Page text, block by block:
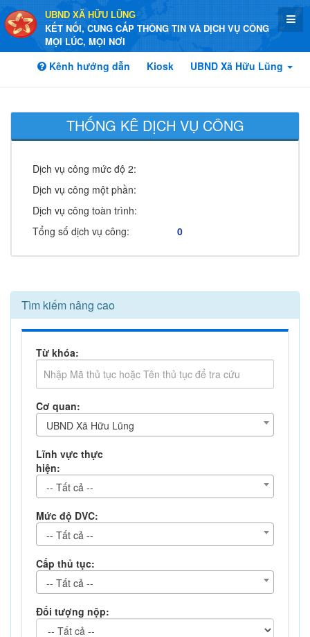
UBND XÃ HỮU LŨNG
KẾT NỐI, CUNG CẤP THÔNG TIN VÀ DỊCH VỤ CÔNG
MỌI LÚC, MỌI NƠI
Kênh hướng dẫn Kiosk UBND Xã Hữu Lũng
THỐNG KÊ DỊCH VỤ CÔNG
Dịch vụ công mức độ 2:
Dịch vụ công một phần:
Dịch vụ công toàn trình:
Tổng số dịch vụ công:
0
Tìm kiếm nâng cao
Từ khóa:
Cơ quan:
UBND Xã Hữu Lũng
Lĩnh vực thực
hiện:
-- Tất cả --
Mức độ DVC:
-- Tất cả --
Cấp thủ tục:
-- Tất cả --
Đối tượng nộp: